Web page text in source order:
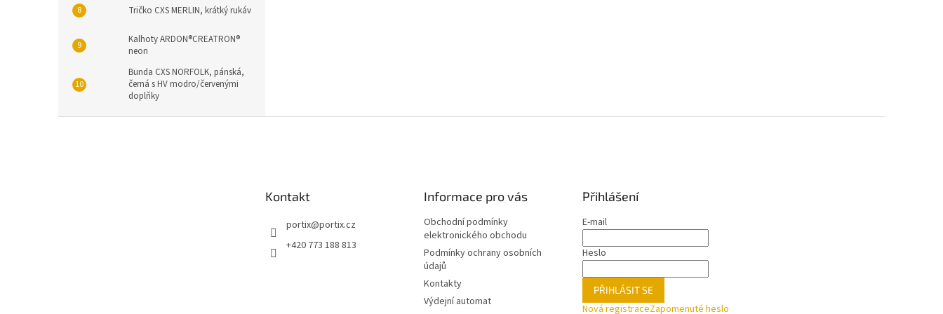
Tričko CXS MERLIN, krátký rukáv
Kalhoty ARDON®CREATRON®
neon
Bunda CXS NORFOLK, pánská,
černá s HV modro/červenými
doplňky
Kontakt
portix@portix.cz
+420 773 188 813
Informace pro vás
Obchodní podmínky
elektronického obchodu
Podmínky ochrany osobních
údajů
Kontakty
Výdejní automat
Přihlášení
E-mail
Heslo
PŘIHLÁSIT SE
Nová registraceZapomenuté heslo